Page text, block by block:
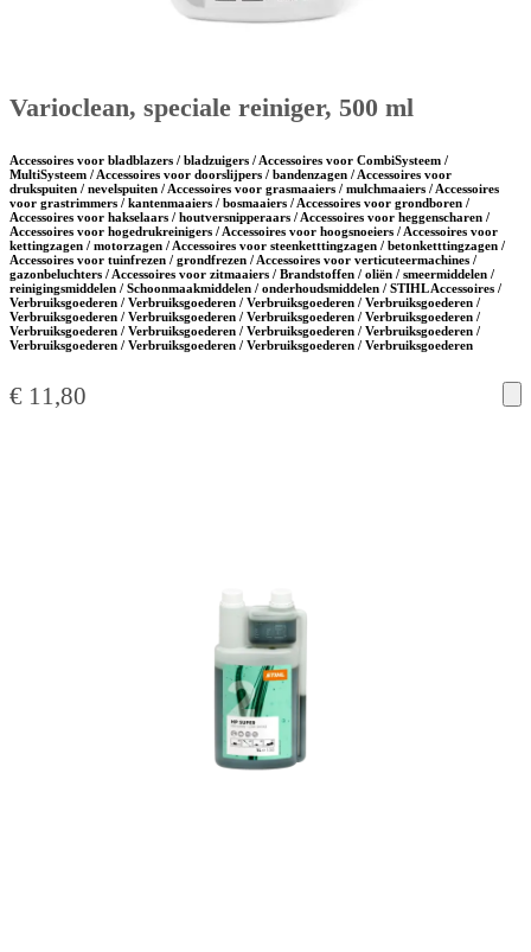
Varioclean, speciale reiniger, 500 ml
Accessoires voor bladblazers / bladzuigers / Accessoires voor CombiSysteem /
MultiSysteem / Accessoires voor doorslijpers / bandenzagen / Accessoires voor
drukspuiten / nevelspuiten / Accessoires voor grasmaaiers / mulchmaaiers / Accessoires
voor grastrimmers / kantenmaaiers / bosmaaiers / Accessoires voor grondboren /
Accessoires voor hakselaars / houtversnipperaars / Accessoires voor heggenscharen /
Accessoires voor hogedrukreinigers / Accessoires voor hoogsnoeiers / Accessoires voor
kettingzagen / motorzagen / Accessoires voor steenketttingzagen / betonketttingzagen /
Accessoires voor tuinfrezen / grondfrezen / Accessoires voor verticuteermachines /
gazonbeluchters / Accessoires voor zitmaaiers / Brandstoffen / oliën / smeermiddelen /
reinigingsmiddelen / Schoonmaakmiddelen / onderhoudsmiddelen / STIHL Accessoires /
Verbruiksgoederen / Verbruiksgoederen / Verbruiksgoederen / Verbruiksgoederen /
Verbruiksgoederen / Verbruiksgoederen / Verbruiksgoederen / Verbruiksgoederen /
Verbruiksgoederen / Verbruiksgoederen / Verbruiksgoederen / Verbruiksgoederen /
Verbruiksgoederen / Verbruiksgoederen / Verbruiksgoederen / Verbruiksgoederen
€ 11,80